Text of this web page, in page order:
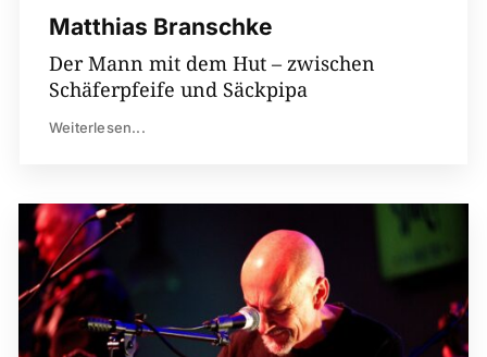
Matthias Branschke
Der Mann mit dem Hut – zwischen
Schäferpfeife und Säckpipa
Weiterlesen...